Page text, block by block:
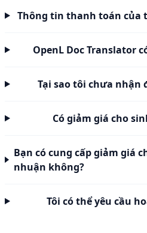
Thông tin thanh toán của
OpenL Doc Translator
Tại sao tôi chưa nhận
Có giảm giá cho
Bạn có cung cấp giảm giá
nhuận không?
Tôi có thể yêu cầu